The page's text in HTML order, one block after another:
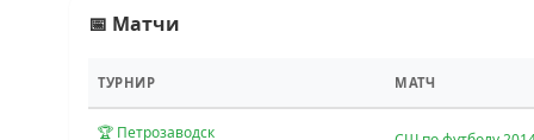
📅 Матчи
ТУРНИР МАТЧ
🏆 Петрозаводск